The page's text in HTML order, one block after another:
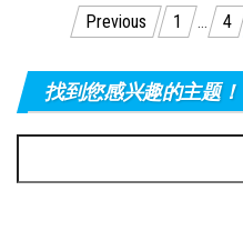
Posts
pagination
Previous 1 … 4
找到您感兴趣的主题！
for: